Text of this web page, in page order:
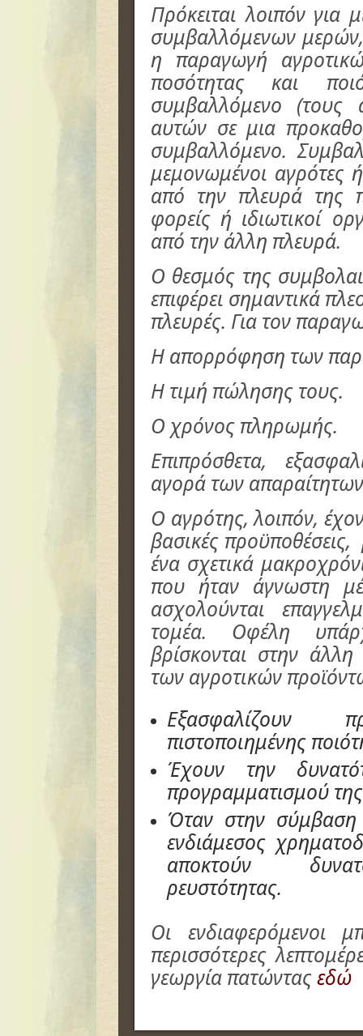
Πρόκειται λοιπόν
συμβαλλόμενων
η παραγωγή
ποσότητας και
συμβαλλόμενο
αυτών σε μια
συμβαλλόμενο.
μεμονωμένοι αγρότες
από την πλευρά της
φορείς ή ιδιωτικοί
από την άλλη πλευρά.
Ο θεσμός της
επιφέρει σημαντικά
πλευρές. Για τον
Η απορρόφηση των
Η τιμή πώλησης τους.
Ο χρόνος πληρωμής.
Επιπρόσθετα,
αγορά των
Ο αγρότης, λοιπόν,
βασικές
ένα σχετικά
που ήταν άγνωστη
ασχολούνται
τομέα. Οφέλη
βρίσκονται στην
των αγροτικών
Εξασφαλίζουν
πιστοποιημένης
Έχουν την
προγραμματισμού
Όταν στην σύμβαση
ενδιάμεσος
αποκτούν
ρευστότητας.
Οι ενδιαφερόμενοι
περισσότερες
γεωργία πατώνταςεδώ